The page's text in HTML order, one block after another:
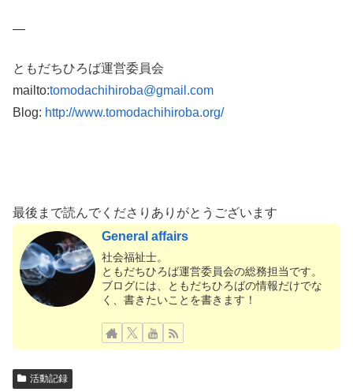
—
ともだちひろば運営委員会
mailto:tomodachihiroba@gmail.com
Blog: http://www.tomodachihiroba.org/
最後まで読んでくださりありがとうございます
General affairs
社会福祉士。
ともだちひろば運営委員会の総務担当です。
ブログには、ともだちひろばの情報だけでな
く、書きたいことを書きます！
活動記録